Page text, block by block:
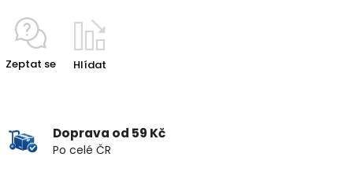
Zeptat se Hlídat
Doprava od 59 Kč
Po celé ČR